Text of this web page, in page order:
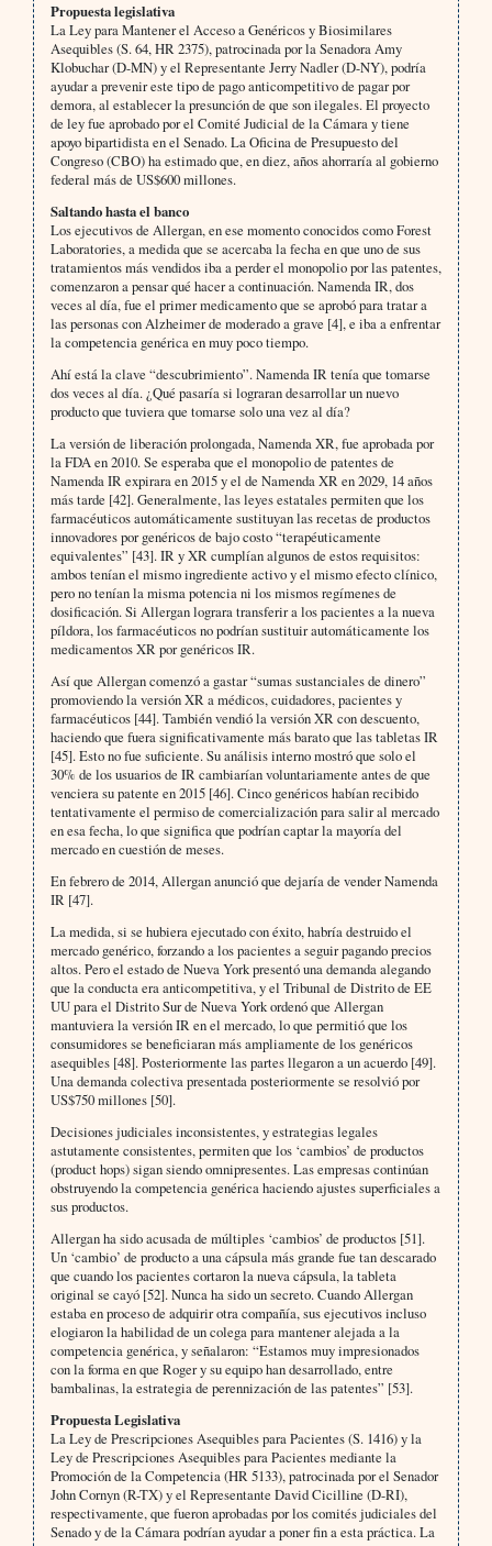
Propuesta legislativa
La Ley para Mantener el Acceso a Genéricos y Biosimilares
Asequibles (S. 64, HR 2375), patrocinada por la Senadora Amy
Klobuchar (D-MN) y el Representante Jerry Nadler (D-NY), podría
ayudar a prevenir este tipo de pago anticompetitivo de pagar por
demora, al establecer la presunción de que son ilegales. El proyecto
de ley fue aprobado por el Comité Judicial de la Cámara y tiene
apoyo bipartidista en el Senado. La Oficina de Presupuesto del
Congreso (CBO) ha estimado que, en diez, años ahorraría al gobierno
federal más de US$600 millones.
Saltando hasta el banco
Los ejecutivos de Allergan, en ese momento conocidos como Forest
Laboratories, a medida que se acercaba la fecha en que uno de sus
tratamientos más vendidos iba a perder el monopolio por las patentes,
comenzaron a pensar qué hacer a continuación. Namenda IR, dos
veces al día, fue el primer medicamento que se aprobó para tratar a
las personas con Alzheimer de moderado a grave [4], e iba a enfrentar
la competencia genérica en muy poco tiempo.
Ahí está la clave “descubrimiento”. Namenda IR tenía que tomarse
dos veces al día. ¿Qué pasaría si lograran desarrollar un nuevo
producto que tuviera que tomarse solo una vez al día?
La versión de liberación prolongada, Namenda XR, fue aprobada por
la FDA en 2010. Se esperaba que el monopolio de patentes de
Namenda IR expirara en 2015 y el de Namenda XR en 2029, 14 años
más tarde [42]. Generalmente, las leyes estatales permiten que los
farmacéuticos automáticamente sustituyan las recetas de productos
innovadores por genéricos de bajo costo “terapéuticamente
equivalentes” [43]. IR y XR cumplían algunos de estos requisitos:
ambos tenían el mismo ingrediente activo y el mismo efecto clínico,
pero no tenían la misma potencia ni los mismos regímenes de
dosificación. Si Allergan lograra transferir a los pacientes a la nueva
píldora, los farmacéuticos no podrían sustituir automáticamente los
medicamentos XR por genéricos IR.
Así que Allergan comenzó a gastar “sumas sustanciales de dinero”
promoviendo la versión XR a médicos, cuidadores, pacientes y
farmacéuticos [44]. También vendió la versión XR con descuento,
haciendo que fuera significativamente más barato que las tabletas IR
[45]. Esto no fue suficiente. Su análisis interno mostró que solo el
30% de los usuarios de IR cambiarían voluntariamente antes de que
venciera su patente en 2015 [46]. Cinco genéricos habían recibido
tentativamente el permiso de comercialización para salir al mercado
en esa fecha, lo que significa que podrían captar la mayoría del
mercado en cuestión de meses.
En febrero de 2014, Allergan anunció que dejaría de vender Namenda
IR [47].
La medida, si se hubiera ejecutado con éxito, habría destruido el
mercado genérico, forzando a los pacientes a seguir pagando precios
altos. Pero el estado de Nueva York presentó una demanda alegando
que la conducta era anticompetitiva, y el Tribunal de Distrito de EE
UU para el Distrito Sur de Nueva York ordenó que Allergan
mantuviera la versión IR en el mercado, lo que permitió que los
consumidores se beneficiaran más ampliamente de los genéricos
asequibles [48]. Posteriormente las partes llegaron a un acuerdo [49].
Una demanda colectiva presentada posteriormente se resolvió por
US$750 millones [50].
Decisiones judiciales inconsistentes, y estrategias legales
astutamente consistentes, permiten que los ‘cambios’ de productos
(product hops) sigan siendo omnipresentes. Las empresas continúan
obstruyendo la competencia genérica haciendo ajustes superficiales a
sus productos.
Allergan ha sido acusada de múltiples ‘cambios’ de productos [51].
Un ‘cambio’ de producto a una cápsula más grande fue tan descarado
que cuando los pacientes cortaron la nueva cápsula, la tableta
original se cayó [52]. Nunca ha sido un secreto. Cuando Allergan
estaba en proceso de adquirir otra compañía, sus ejecutivos incluso
elogiaron la habilidad de un colega para mantener alejada a la
competencia genérica, y señalaron: “Estamos muy impresionados
con la forma en que Roger y su equipo han desarrollado, entre
bambalinas, la estrategia de perennización de las patentes” [53].
Propuesta Legislativa
La Ley de Prescripciones Asequibles para Pacientes (S. 1416) y la
Ley de Prescripciones Asequibles para Pacientes mediante la
Promoción de la Competencia (HR 5133), patrocinada por el Senador
John Cornyn (R-TX) y el Representante David Cicilline (D-RI),
respectivamente, que fueron aprobadas por los comités judiciales del
Senado y de la Cámara podrían ayudar a poner fin a esta práctica. La